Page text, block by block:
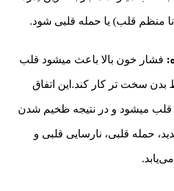
منظم قلب) یا حمله قلبی شود.
فشار خون بالا باعث میشود قلب
بدن سخت تر کار کند.این اتفاق
میشود و در نتیجه ظخیم شدن
حمله قلبی، نارسایی قلبی و